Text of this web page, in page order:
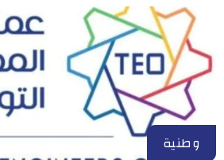
وطنية